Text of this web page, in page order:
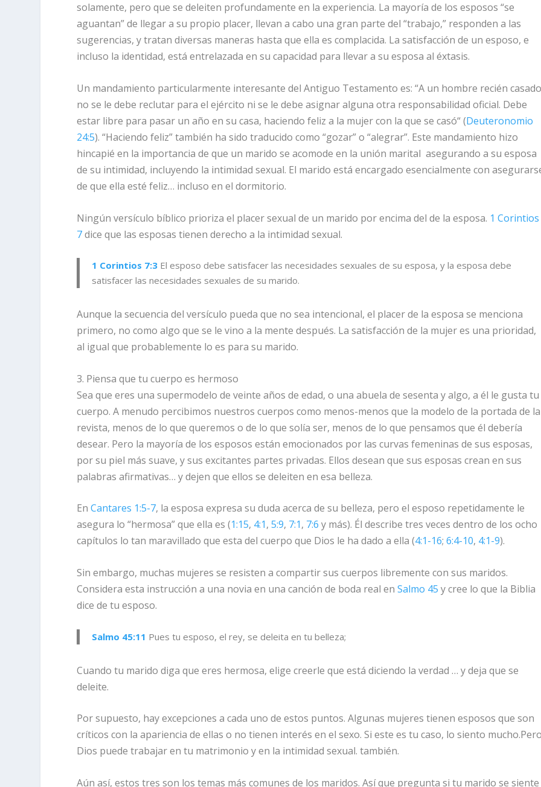
solamente, pero que se deleiten profundamente en la experiencia. La mayoría de los esposos “se
aguantan” de llegar a su propio placer, llevan a cabo una gran parte del “trabajo,” responden a las
sugerencias, y tratan diversas maneras hasta queella es complacida. La satisfacción de un esposo, e
incluso la identidad, está entrelazada en su capacidad para llevar a su esposa al éxtasis.
Un mandamiento particularmente interesante del Antiguo Testamento es:“A un hombre recién
no se le debe reclutar para el ejército ni se le debe asignar alguna otra responsabilidad oficial. Debe
estar libre para pasar un año en su casa, haciendo feliz a la mujer con la que se casó“ (Deuteronomio
24:5). “Haciendo feliz” también ha sido traducido como “gozar” o “alegrar”. Este mandamiento hizo
hincapié en la importancia de que un marido se acomode en la unión marital asegurando a su esposa
de su intimidad, incluyendo la intimidad sexual. El marido está encargado esencialmente con
de queella esté feliz… incluso en el dormitorio.
Ningún versículo bíblico prioriza el placer sexual de un marido por encima del de la esposa. 1 Corintios
7dice que las esposas tienen derecho a la intimidad sexual.
1 Corintios 7:3 El esposo debe satisfacer las necesidades sexuales de su esposa, y la esposa debe
satisfacer las necesidades sexuales de su marido.
Aunque la secuencia del versículo pueda que no sea intencional, el placer de la esposa se menciona
primero, no como algo que se le vino a la mente después. La satisfacción de la mujer es una prioridad,
al igual que probablemente lo es para su marido.
3. Piensa que tu cuerpo es hermoso
Sea que eres una supermodelo de veinte años de edad, o una abuela de sesenta y algo, a él le gusta tu
cuerpo. A menudo percibimos nuestros cuerpos como menos-menos que la modelo de la portada de la
revista, menos de lo que queremos o de lo que solía ser, menos de lo que pensamos que él debería
desear. Pero la mayoría de los esposos están emocionados por las curvas femeninas de sus esposas,
por su piel más suave, y sus excitantes partes privadas. Ellos desean que sus esposas crean en sus
palabras afirmativas… y dejen que ellos se deleiten en esa belleza.
EnCantares 1:5-7, la esposa expresa su duda acerca de su belleza, pero el esposo repetidamente le
asegura lo “hermosa” que ella es (1:15, 4:1,5:9, 7:1, 7:6 y más). Él describetres veces dentro de los ocho
capítulos lo tan maravillado que esta del cuerpo que Dios le ha dado a ella (4:1-16;6:4-10, 4:1-9).
Sin embargo, muchas mujeres se resisten a compartir sus cuerpos libremente con sus maridos.
Considera esta instrucción a una novia en una canción de boda real enSalmo 45 y cree lo que la Biblia
dice de tu esposo.
Salmo 45:11 Pues tu esposo, el rey, se deleita en tu belleza;
Cuando tu marido diga que eres hermosa, elige creerle que está diciendo la verdad … y deja que se
deleite.
Por supuesto, hay excepciones a cada uno de estos puntos. Algunas mujeres tienen esposos que son
críticos con la apariencia de ellas o no tienen interés en el sexo. Si este es tu caso, lo siento
Dios puede trabajar en tu matrimonio y en la intimidad sexual. también.
Aún así, estos tres son los temas más comunes de los maridos. Así que pregunta si tu marido se siente